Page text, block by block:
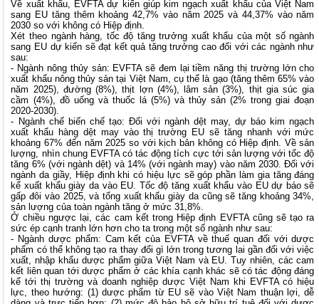
Về xuất khẩu, EVFTA dự kiến giúp kim ngạch xuất khẩu của Việt Nam
sang EU tăng thêm khoảng 42,7% vào năm 2025 và 44,37% vào năm
2030 so với không có Hiệp định.
Xét theo ngành hàng, tốc độ tăng trưởng xuất khẩu của một số ngành
sang EU dự kiến sẽ đạt kết quả tăng trưởng cao đối với các ngành như
sau:
- Ngành nông thủy sản: EVFTA sẽ đem lại tiềm năng thị trường lớn cho
xuất khẩu nông thủy sản tại Việt Nam, cụ thể là gạo (tăng thêm 65% vào
năm 2025), đường (8%), thịt lợn (4%), lâm sản (3%), thịt gia súc gia
cầm (4%), đồ uống và thuốc lá (5%) và thủy sản (2% trong giai đoạn
2020-2030).
- Ngành chế biến chế tạo: Đối với ngành dệt may, dự báo kim ngạch
xuất khẩu hàng dệt may vào thị trường EU sẽ tăng nhanh với mức
khoảng 67% đến năm 2025 so với kịch bản không có Hiệp định. Về sản
lượng, nhìn chung EVFTA có tác động tích cực tới sản lượng với tốc độ
tăng 6% (với ngành dệt) và 14% (với ngành may) vào năm 2030. Đối với
ngành da giầy, Hiệp định khi có hiệu lực sẽ góp phần làm gia tăng đáng
kể xuất khẩu giày da vào EU. Tốc độ tăng xuất khẩu vào EU dự báo sẽ
gấp đôi vào 2025, và tổng xuất khẩu giày da cũng sẽ tăng khoảng 34%,
sản lượng của toàn ngành tăng ở mức 31,8%.
Ở chiều ngược lại, các cam kết trong Hiệp định EVFTA cũng sẽ tạo ra
sức ép cạnh tranh lớn hơn cho ta trong một số ngành như sau:
- Ngành dược phẩm: Cam kết của EVFTA về thuế quan đối với dược
phẩm có thể không tạo ra thay đổi gì lớn trong tương lai gần đối với việc
xuất, nhập khẩu dược phẩm giữa Việt Nam và EU. Tuy nhiên, các cam
kết liên quan tới dược phẩm ở các khía cạnh khác sẽ có tác động đáng
kể tới thị trường và doanh nghiệp dược Việt Nam khi EVFTA có hiệu
lực, theo hướng: (1) dược phẩm từ EU sẽ vào Việt Nam thuận lợi, dễ